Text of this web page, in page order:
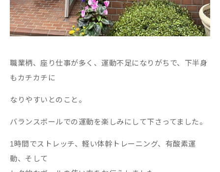
職業柄、座り仕事が多く、運動不足になりがちで、下半身
もカチカチに
なりやすいとのこと。
バランスボールでの運動を楽しみにして下さってました。
1時間でストレッチ、軽い体幹トレーニング、有酸素運
動、そして